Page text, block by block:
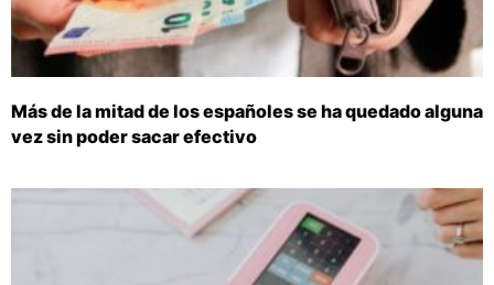
Más de la mitad de los españoles se ha quedado alguna
vez sin poder sacar efectivo